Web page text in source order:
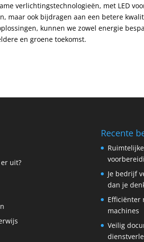
verlichtingstechnologieën, met LED
maar ook bijdragen aan een betere
kunnen we zowel energie
en groene toekomst.
uit?
Recente
Je bedrijf
dan je
Efficiënter
machines
Veilig